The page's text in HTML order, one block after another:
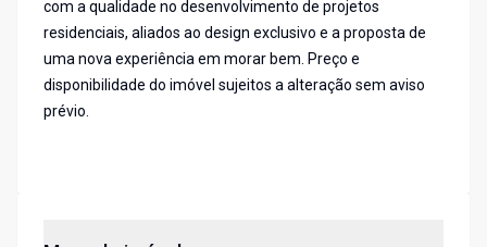
com a qualidade no desenvolvimento de projetos
residenciais, aliados ao design exclusivo e a proposta de
uma nova experiência em morar bem. Preço e
disponibilidade do imóvel sujeitos a alteração sem aviso
prévio.